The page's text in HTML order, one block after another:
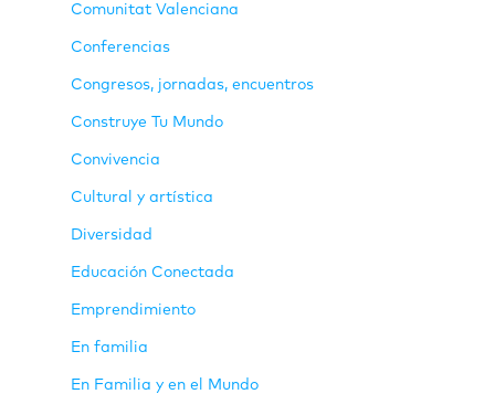
Comunitat Valenciana
Conferencias
Congresos, jornadas, encuentros
Construye Tu Mundo
Convivencia
Cultural y artística
Diversidad
Educación Conectada
Emprendimiento
En familia
En Familia y en el Mundo